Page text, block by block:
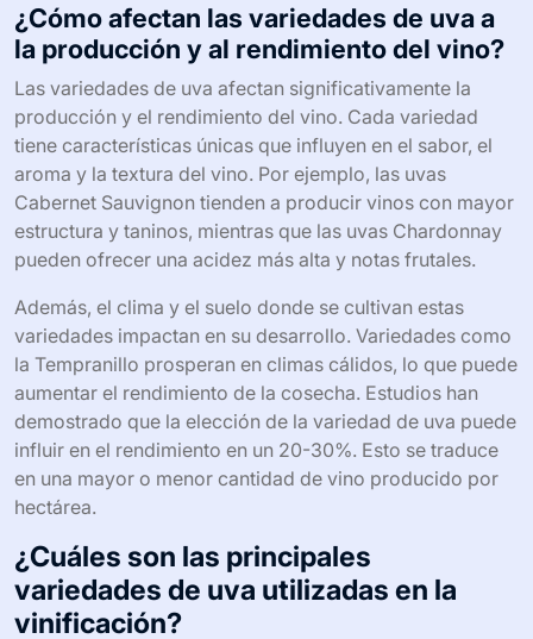
¿Cómo afectan las variedades de uva a
la producción y al rendimiento del vino?
Las variedades de uva afectan significativamente la
producción y el rendimiento del vino. Cada variedad
tiene características únicas que influyen en el sabor, el
aroma y la textura del vino. Por ejemplo, las uvas
Cabernet Sauvignon tienden a producir vinos con mayor
estructura y taninos, mientras que las uvas Chardonnay
pueden ofrecer una acidez más alta y notas frutales.
Además, el clima y el suelo donde se cultivan estas
variedades impactan en su desarrollo. Variedades como
la Tempranillo prosperan en climas cálidos, lo que puede
aumentar el rendimiento de la cosecha. Estudios han
demostrado que la elección de la variedad de uva puede
influir en el rendimiento en un 20-30%. Esto se traduce
en una mayor o menor cantidad de vino producido por
hectárea.
¿Cuáles son las principales
variedades de uva utilizadas en la
vinificación?